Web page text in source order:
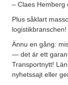
– Claes Hemberg
Plus såklart
logistikbranschen!
Ännu en gång:
— det är ett
Transportnytt!
nyhetssajt eller